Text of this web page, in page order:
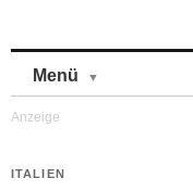
Menü
ITALIEN